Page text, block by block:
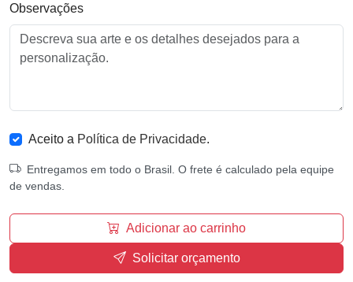
Observações
Aceito a Política de Privacidade.
Entregamos em todo o Brasil. O frete é calculado pela equipe
de vendas.
Adicionar ao carrinho
Solicitar orçamento